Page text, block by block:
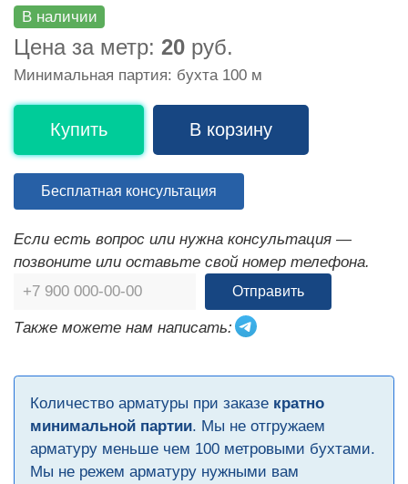
В наличии
Цена за метр: 20 руб.
Минимальная партия: бухта 100 м
Купить В корзину
Бесплатная консультация
Если есть вопрос или нужна консультация —
позвоните или оставьте свой номер телефона.
Отправить
Также можете нам написать:
Количество арматуры при заказе кратно
минимальной партии. Мы не отгружаем
арматуру меньше чем 100 метровыми бухтами.
Мы не режем арматуру нужными вам